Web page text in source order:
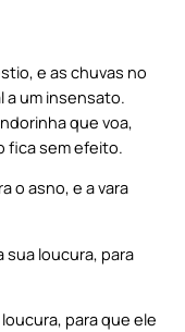
e as chuvas no
a um insensato.
que voa,
fica sem efeito.
o asno, e a vara
sua loucura, para
para que ele